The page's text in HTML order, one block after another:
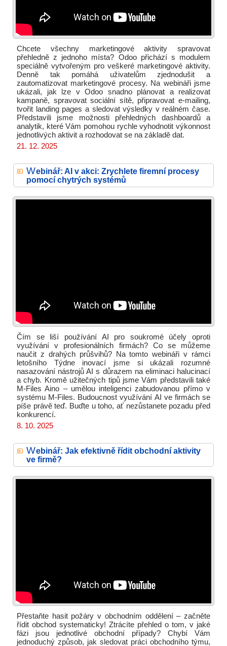
Chcete všechny marketingové aktivity spravovat
přehledně z jednoho místa? Odoo přichází s modulem
speciálně vytvořeným pro veškeré marketingové aktivity.
Denně tak pomáhá uživatelům zjednodušit a
zautomatizovat marketingové procesy. Na webináři jsme
ukázali, jak lze v Odoo snadno plánovat a realizovat
kampaně, spravovat sociální sítě, připravovat e-mailing,
tvořit landing pages a sledovat výsledky v reálném čase.
Představili jsme možnosti přehledných dashboardů a
analytik, které Vám pomohou rychle vyhodnotit výkonnost
jednotlivých aktivit a rozhodovat se na základě dat.
21. 12. 2025
Webinář: AI v akci: Zrychlete firemní procesy
pomocí chytrých systémů
Čím se liší používání AI pro soukromé účely oproti
využívání v profesionálních firmách? Co se můžeme
naučit z drahých průšvihů? Na tomto webináři v rámci
letošního Týdne inovací jsme si ukázali rozumné
nasazování nástrojů AI s důrazem na eliminaci halucinací
a chyb. Kromě užitečných tipů jsme Vám představili také
M-Files Aino – umělou inteligenci zabudovanou přímo v
systému M-Files. Budoucnost využívání AI ve firmách se
píše právě teď. Buďte u toho, ať nezůstanete pozadu před
konkurencí.
8. 10. 2025
Webinář: Jak efektivně řídit obchodní aktivity
ve firmě?
Přestaňte hasit požáry v obchodním oddělení – začněte
řídit obchod systematicky! Ztrácíte přehled o tom, v jaké
fázi jsou jednotlivé obchodní případy? Chybí Vám
jednoduchý způsob, jak sledovat práci obchodního týmu,